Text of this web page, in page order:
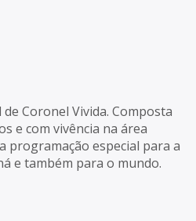
Coronel Vivida. Composta
e com vivência na área
programação especial para a
e também para o mundo.